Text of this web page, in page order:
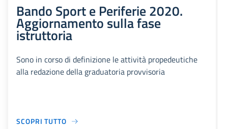
Bando Sport e Periferie 2020.
Aggiornamento sulla fase
istruttoria
Sono in corso di definizione le attività propedeutiche
alla redazione della graduatoria provvisoria
SCOPRI TUTTO